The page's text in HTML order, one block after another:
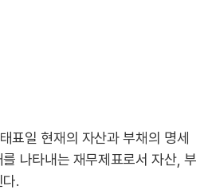
표일 현재의 자산과 부채의 명세
나타내는 재무제표로서 자산, 부
.